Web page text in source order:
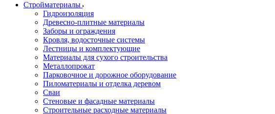
Стройматериалы
Гидроизоляция
Древесно-плитные материалы
Заборы и ограждения
Кровля, водосточные системы
Лестницы и комплектующие
Материалы для сухого строительства
Металлопрокат
Парковочное и дорожное оборудование
Пиломатериалы и отделка деревом
Сваи
Стеновые и фасадные материалы
Строительные расходные материалы